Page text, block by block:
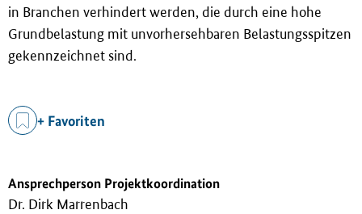
in Branchen verhindert werden, die durch eine hohe
Grundbelastung mit unvorhersehbaren Belastungsspitzen
gekennzeichnet sind.
+ Favoriten
Ansprechperson Projektkoordination
Dr. Dirk Marrenbach